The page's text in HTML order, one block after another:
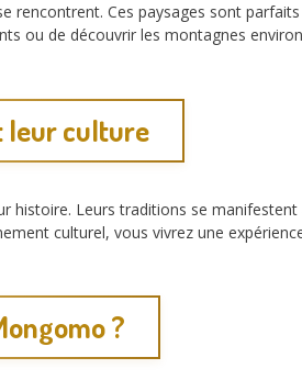
rencontrent. Ces paysages sont
ou de découvrir les montagnes
leur culture
histoire. Leurs traditions se
culturel, vous vivrez une
?